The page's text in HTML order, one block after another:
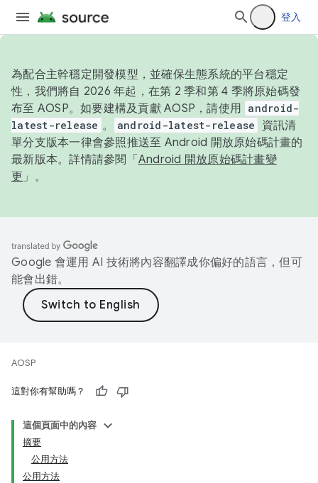
登入
為配合主幹穩定開發模型，並確保生態系統的平台穩定
性，我們將自 2026 年起，在第 2 季和第 4 季將原始碼發
布至 AOSP。如要建構及貢獻 AOSP，請使用 android-
latest-release 。 android-latest-release
資訊清
單分支版本一律會參照推送至 Android 開放原始碼計畫的
最新版本。詳情請參閱「 Android 開放原始碼計畫變
更 」。
Google 會運用 AI 技術將內容翻譯成你偏好的語言，但可
能會出錯。
AOSP
這對你有幫助嗎？
這個頁面中的內容
摘要
公用方法
公用方法